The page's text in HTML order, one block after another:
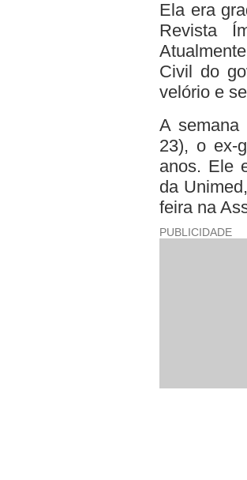
Ela era
Revista
Civil do
velório e
A semana
23), o ex-
anos. Ele
da
feira na
PUBLICIDADE